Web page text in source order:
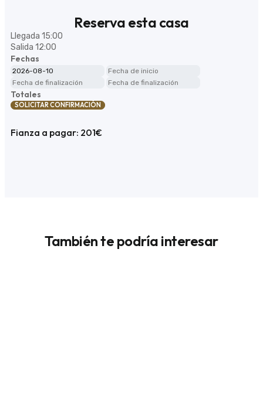
Reserva esta casa
Llegada 15:00
Salida 12:00
Fechas
Totales
SOLICITAR CONFIRMACIÓN
Fianza a pagar: 201€
También te podría interesar